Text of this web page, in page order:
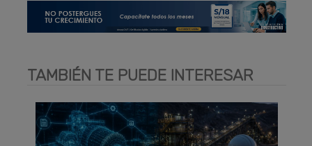
TAMBIÉN TE PUEDE INTERESAR